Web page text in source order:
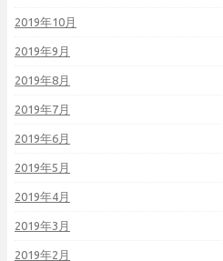
2019年10月
2019年9月
2019年8月
2019年7月
2019年6月
2019年5月
2019年4月
2019年3月
2019年2月